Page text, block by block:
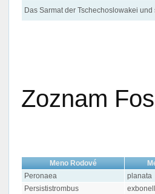
Das Sarmat der Tschechoslowakei
Zoznam
Meno Rodové
Peronaea
planata
Persististrombus